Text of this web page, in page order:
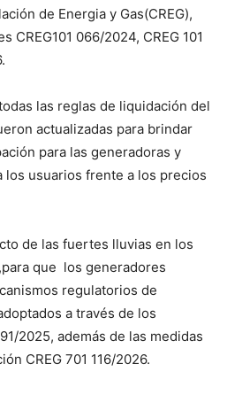
de Energia y Gas(CREG),
CREG101 066/2024, CREG 101
las reglas de liquidación del
actualizadas para brindar
para las generadoras y
los usuarios frente a los precios
de las fuertes lluvias en los
que los generadores
regulatorios de
a través de los
2025, además de las medidas
CREG 701 116/2026.